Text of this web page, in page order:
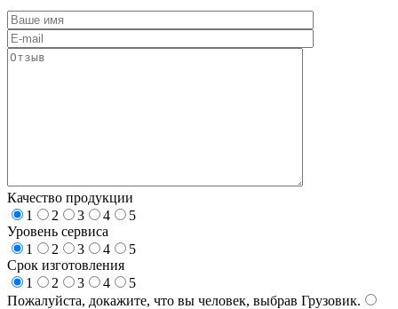
Качество продукции
1
2 3 4
5
Уровень сервиса
1
2 3 4
5
Срок изготовления
1
2 3 4
5
Пожалуйста, докажите, что вы человек, выбрав Грузовик.